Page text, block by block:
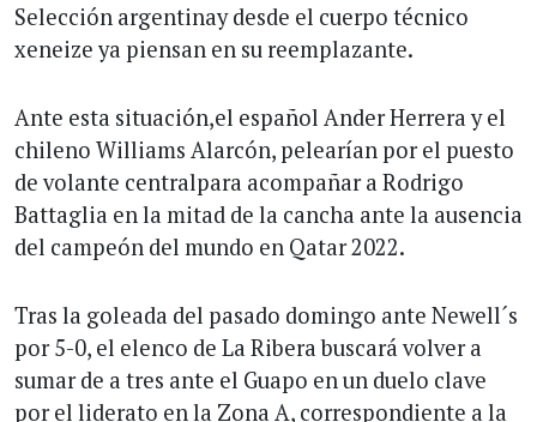
Selección argentinay desde el cuerpo técnico
xeneize ya piensan en su reemplazante.
Ante esta situación,el español Ander Herrera y el
chileno Williams Alarcón, pelearían por el puesto
de volante centralpara acompañar a Rodrigo
Battaglia en la mitad de la cancha ante la ausencia
del campeón del mundo en Qatar 2022.
Tras la goleada del pasado domingo ante Newell´s
por 5-0, el elenco de La Ribera buscará volver a
sumar de a tres ante el Guapo en un duelo clave
por el liderato en la Zona A, correspondiente a la